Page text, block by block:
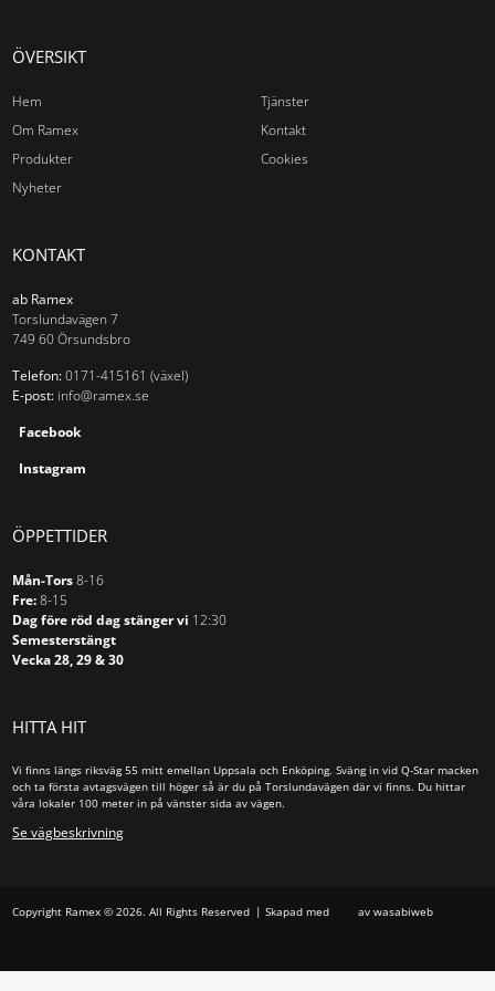
Produkter
ÖVERSIKT
Hem
Om Ramex
Produkter
Nyheter
Tjänster
Kontakt
Cookies
KONTAKT
ab Ramex
Torslundavägen 7
749 60 Örsundsbro
Telefon: 0171-415161 (växel)
E-post: info@ramex.se
Facebook
Instagram
ÖPPETTIDER
Mån-Tors 8-16
Fre: 8-15
Dag före röd dag stänger vi 12:30
Semesterstängt
Vecka 28, 29 & 30
HITTA HIT
Vi finns längs riksväg 55 mitt emellan Uppsala och Enköping. Sväng in vid Q-Star macken
och ta första avtagsvägen till höger så är du på Torslundavägen där vi finns. Du hittar
våra lokaler 100 meter in på vänster sida av vägen.
Se vägbeskrivning
Copyright Ramex © 2026. All Rights Reserved Skapad med av wasabiweb